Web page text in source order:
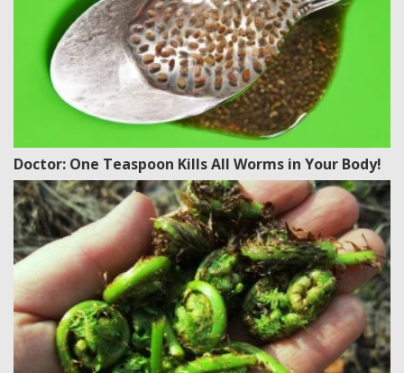
Doctor: One Teaspoon Kills All Worms in Your Body!